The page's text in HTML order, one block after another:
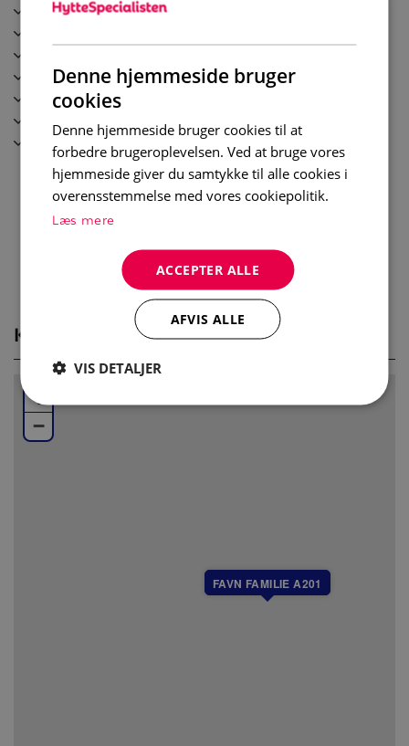
slappe av i stuen som er utstyrt med sofa og TV.
Soverom:
Soverom 1: Dobbeltseng (160cm x 200cm)
Soverom 2: Familiekøye (140cm / 90cm x 200cm)
Soverom 3: Familiekøye (140cm / 90cm x 200cm)
Soverom 4: Køyeseng (90cm x 200cm)
Bad 1: Dusj, servant og toalett
Bad 2: Dusj, servant og toalett
Øvrig informasjon:
Vaskemaskin og tørketrommel
Husdyr er ikke tillatt
Utendørs parkering
Lading av elbil mot avgift
Tvättmaskin
Kaffebryggare / Vattenkokare
Torktumlare
Wi-Fi
Skidskåp
KORT
FAVN FAMILIE A201
+
−
Denne hjemmeside bruger
cookies
Denne hjemmeside bruger cookies til at
forbedre brugeroplevelsen. Ved at bruge vores
hjemmeside giver du samtykke til alle cookies i
overensstemmelse med vores cookiepolitik.
Læs mere
ACCEPTER ALLE
AFVIS ALLE
VIS DETALJER